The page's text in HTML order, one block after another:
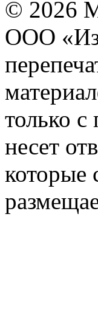
© 2026
ООО
только с
несет
которые